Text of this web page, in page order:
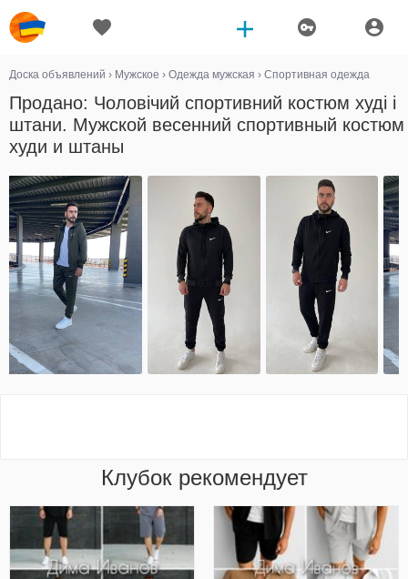
Доска объявлений › Мужское › Одежда мужская › Спортивная одежда
Продано: Чоловічий спортивний костюм худі і
штани. Мужской весенний спортивный костюм
худи и штаны
Клубок рекомендует